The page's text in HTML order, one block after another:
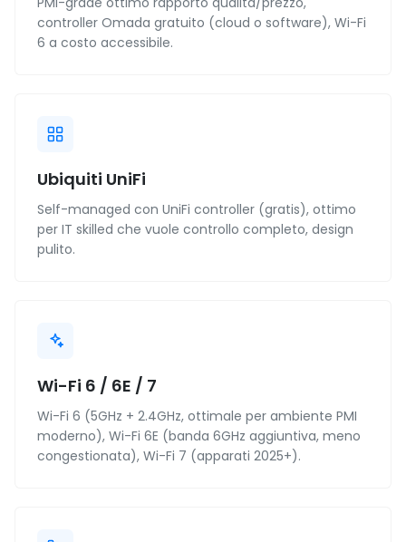
controller Omada gratuito (cloud o software), Wi-Fi
6 a costo accessibile.
Ubiquiti UniFi
Self-managed con UniFi controller (gratis), ottimo
per IT skilled che vuole controllo completo, design
pulito.
Wi-Fi 6 / 6E / 7
Wi-Fi 6 (5GHz + 2.4GHz, ottimale per ambiente PMI
moderno), Wi-Fi 6E (banda 6GHz aggiuntiva, meno
congestionata), Wi-Fi 7 (apparati 2025+).